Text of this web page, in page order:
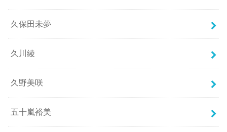
久保田未夢
久川綾
久野美咲
五十嵐裕美